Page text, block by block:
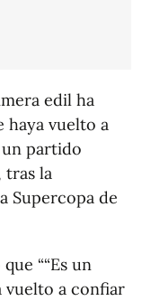
edil ha
haya vuelto a
partido
tras la
Supercopa de
““Es un
vuelto a confiar